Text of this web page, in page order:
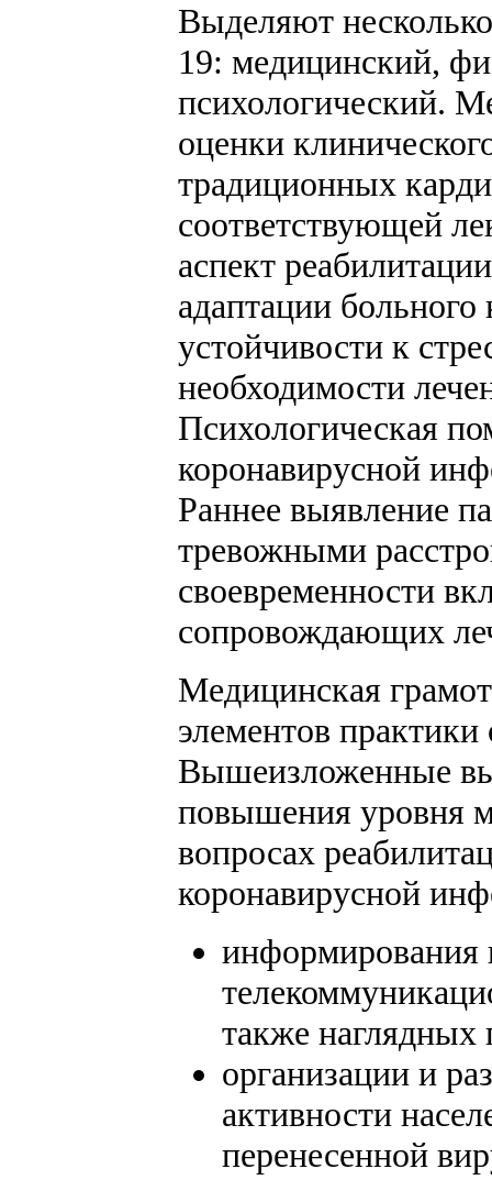
Выделяют
19: медицинский,
психологический.
оценки
традиционных
соответствующей
аспект
адаптации
устойчивости к
необходимости
Психологическая
коронавирусной
Раннее выявление
тревожными
своевременности
сопровождающих
Медицинская
элементов
Вышеизложенные
повышения уровня
вопросах
коронавирусной
информирования
также наглядных
организации и
активности
перенесенной